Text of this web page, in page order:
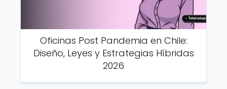
Oficinas Post Pandemia en Chile:
Diseño, Leyes y Estrategias Híbridas
2026